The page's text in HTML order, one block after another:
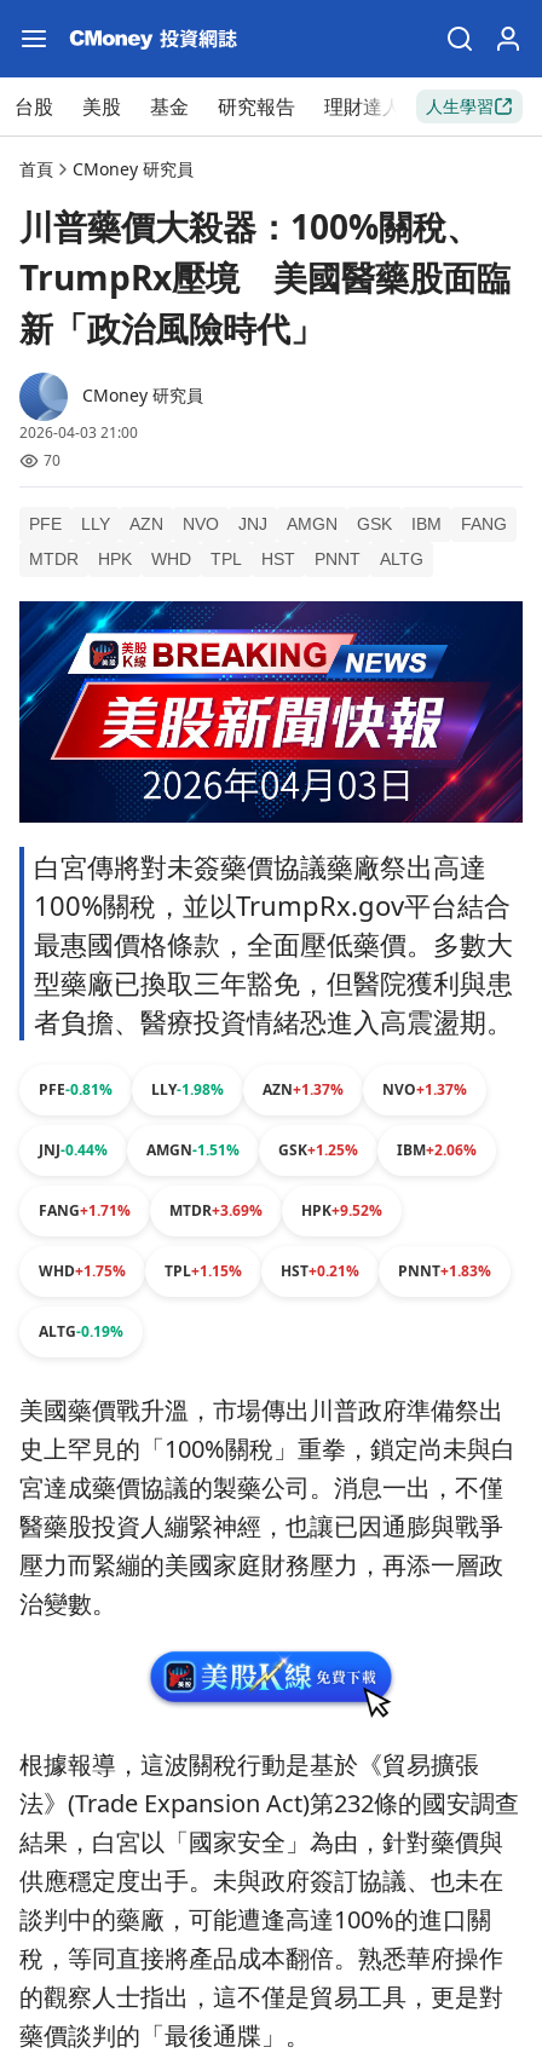
台股 美股 基金 研究報告 理財達人 新手入門
人生學習
首頁 CMoney 研究員
川普藥價大殺器：100%關稅、
TrumpRx壓境 美國醫藥股面臨
新「政治風險時代」
CMoney 研究員
2026-04-03 21:00
70
PFE LLY AZN NVO JNJ AMGN GSK IBM
FANG
MTDR
HPK WHD TPL HST PNNT ALTG
白宮傳將對未簽藥價協議藥廠祭出高達
100%關稅，並以TrumpRx.gov平台結合
最惠國價格條款，全面壓低藥價。多數大
型藥廠已換取三年豁免，但醫院獲利與患
者負擔、醫療投資情緒恐進入高震盪期。
PFE-0.81% LLY-1.98% AZN+1.37% NVO+1.37%
JNJ-0.44% AMGN-1.51% GSK+1.25% IBM+2.06%
FANG+1.71% MTDR+3.69% HPK+9.52%
WHD+1.75% TPL+1.15% HST+0.21% PNNT+1.83%
ALTG-0.19%
美國藥價戰升溫，市場傳出川普政府準備祭出
史上罕見的「100%關稅」重拳，鎖定尚未與白
宮達成藥價協議的製藥公司。消息一出，不僅
醫藥股投資人繃緊神經，也讓已因通膨與戰爭
壓力而緊繃的美國家庭財務壓力，再添一層政
治變數。
根據報導，這波關稅行動是基於《貿易擴張
法》(Trade Expansion Act)第232條的國安調查
結果，白宮以「國家安全」為由，針對藥價與
供應穩定度出手。未與政府簽訂協議、也未在
談判中的藥廠，可能遭逢高達100%的進口關
稅，等同直接將產品成本翻倍。熟悉華府操作
的觀察人士指出，這不僅是貿易工具，更是對
藥價談判的「最後通牒」。